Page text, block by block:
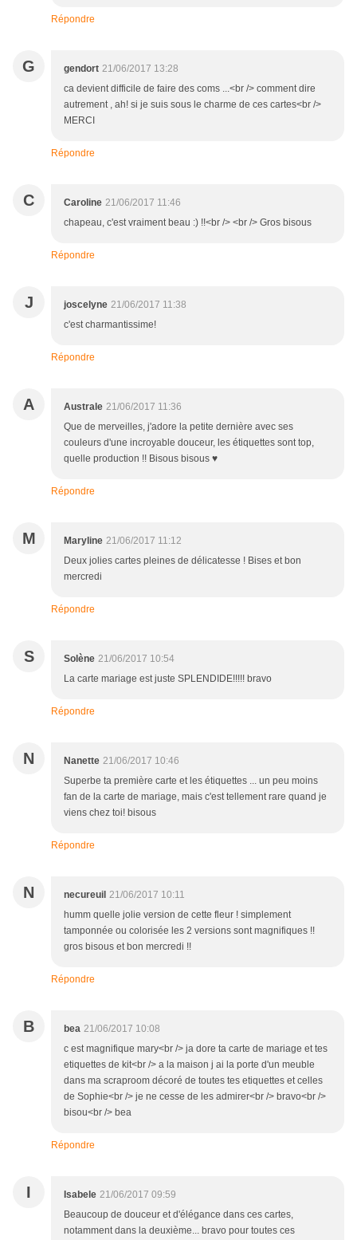
Répondre
G gendort 21/06/2017 13:28
ca devient difficile de faire des coms ...<br /> comment dire
autrement , ah! si je suis sous le charme de ces cartes<br />
MERCI
Répondre
C Caroline 21/06/2017 11:46
chapeau, c'est vraiment beau :) !!<br /> <br /> Gros bisous
Répondre
J joscelyne 21/06/2017 11:38
c'est charmantissime!
Répondre
A Australe 21/06/2017 11:36
Que de merveilles, j'adore la petite dernière avec ses
couleurs d'une incroyable douceur, les étiquettes sont top,
quelle production !! Bisous bisous ♥
Répondre
M Maryline 21/06/2017 11:12
Deux jolies cartes pleines de délicatesse ! Bises et bon
mercredi
Répondre
S Solène 21/06/2017 10:54
La carte mariage est juste SPLENDIDE!!!!! bravo
Répondre
N Nanette 21/06/2017 10:46
Superbe ta première carte et les étiquettes ... un peu moins
fan de la carte de mariage, mais c'est tellement rare quand je
viens chez toi! bisous
Répondre
N necureuil 21/06/2017 10:11
humm quelle jolie version de cette fleur ! simplement
tamponnée ou colorisée les 2 versions sont magnifiques !!
gros bisous et bon mercredi !!
Répondre
B bea 21/06/2017 10:08
c est magnifique mary<br /> ja dore ta carte de mariage et tes
etiquettes de kit<br /> a la maison j ai la porte d'un meuble
dans ma scraproom décoré de toutes tes etiquettes et celles
de Sophie<br /> je ne cesse de les admirer<br /> bravo<br />
bisou<br /> bea
Répondre
I Isabele 21/06/2017 09:59
Beaucoup de douceur et d'élégance dans ces cartes,
notamment dans la deuxième... bravo pour toutes ces